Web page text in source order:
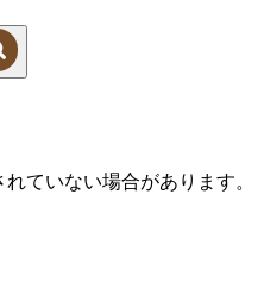
ていない場合があります。